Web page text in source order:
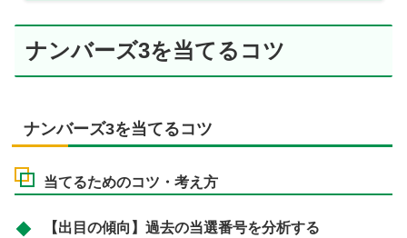
ナンバーズ3を当てるコツ
ナンバーズ3を当てるコツ
当てるためのコツ・考え方
【出目の傾向】過去の当選番号を分析する